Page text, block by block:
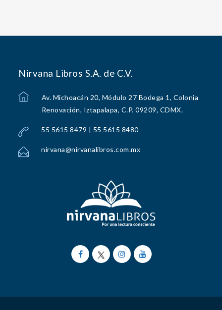
Nirvana Libros S.A. de C.V.
Av. Michoacán 20, Módulo 27 Bodega 1, Colonia
Renovación, Iztapalapa, C.P. 09209, CDMX.
55 5615 8479 | 55 5615 8480
nirvana@nirvanalibros.com.mx